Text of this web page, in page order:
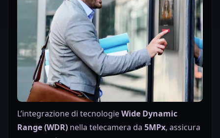
L’integrazione di tecnologieWide Dynamic
Range (WDR) nella telecamera da 5MPx, assicura